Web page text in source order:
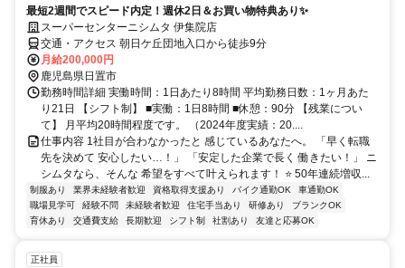
最短2週間でスピード内定！週休2日＆お買い物特典あり✨
スーパーセンターニシムタ 伊集院店
交通・アクセス 朝日ケ丘団地入口から徒歩9分
月給200,000円
鹿児島県日置市
勤務時間詳細 実働時間：1日あたり8時間 平均勤務日数：1ヶ月あた
り21日 【シフト制】 ■実働：1日8時間 ■休憩：90分 【残業につい
て】 月平均20時間程度です。 （2024年度実績：20....
仕事内容 1社目が合わなかったと 感じているあなたへ。 「早く転職
先を決めて 安心したい…！」 「安定した企業で長く 働きたい！」 ニ
シムタなら、そんな 希望をすべて叶えられます！ ⭐ 50年連続増収...
制服あり 業界未経験者歓迎 資格取得支援あり バイク通勤OK
車通勤OK
職場見学可
経験不問 未経験者歓迎 住宅手当あり 研修あり
ブランクOK
育休あり
交通費支給 長期歓迎 シフト制 社割あり 友達と応募OK
正社員